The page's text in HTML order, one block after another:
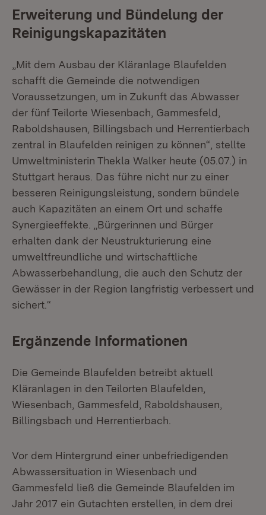
Erweiterung und Bündelung der
Reinigungskapazitäten
„Mit dem Ausbau der Kläranlage Blaufelden
schafft die Gemeinde die notwendigen
Voraussetzungen, um in Zukunft das Abwasser
der fünf Teilorte Wiesenbach, Gammesfeld,
Raboldshausen, Billingsbach und Herrentierbach
zentral in Blaufelden reinigen zu können“, stellte
Umweltministerin Thekla Walker heute (05.07.) in
Stuttgart heraus. Das führe nicht nur zu einer
besseren Reinigungsleistung, sondern bündele
auch Kapazitäten an einem Ort und schaffe
Synergieeffekte. „Bürgerinnen und Bürger
erhalten dank der Neustrukturierung eine
umweltfreundliche und wirtschaftliche
Abwasserbehandlung, die auch den Schutz der
Gewässer in der Region langfristig verbessert und
sichert.“
Ergänzende Informationen
Die Gemeinde Blaufelden betreibt aktuell
Kläranlagen in den Teilorten Blaufelden,
Wiesenbach, Gammesfeld, Raboldshausen,
Billingsbach und Herrentierbach.
Vor dem Hintergrund einer unbefriedigenden
Abwassersituation in Wiesenbach und
Gammesfeld ließ die Gemeinde Blaufelden im
Jahr 2017 ein Gutachten erstellen, in dem drei